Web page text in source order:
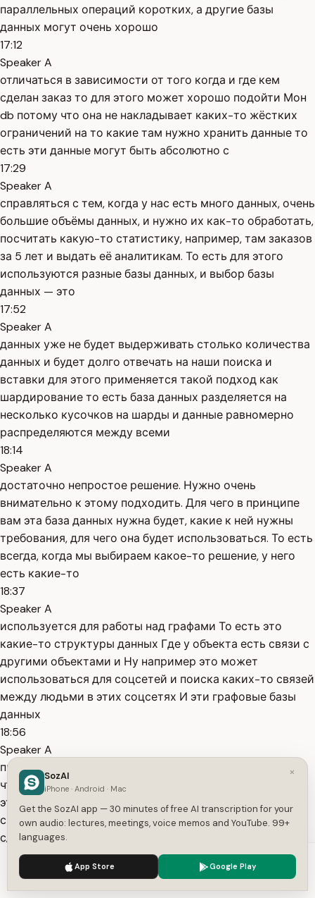
параллельных операций коротких, а другие базы
данных могут очень хорошо
17:12
Speaker A
отличаться в зависимости от того когда и где кем
сделан заказ то для этого может хорошо подойти Мон
db потому что она не накладывает каких-то жёстких
ограничений на то какие там нужно хранить данные то
есть эти данные могут быть абсолютно с
17:29
Speaker A
справляться с тем, когда у нас есть много данных, очень
большие объёмы данных, и нужно их как-то обработать,
посчитать какую-то статистику, например, там заказов
за 5 лет и выдать её аналитикам. То есть для этого
используются разные базы данных, и выбор базы
данных — это
17:52
Speaker A
данных уже не будет выдерживать столько количества
данных и будет долго отвечать на наши поиска и
вставки для этого применяется такой подход как
шардирование то есть база данных разделяется на
несколько кусочков на шарды и данные равномерно
распределяются между всеми
18:14
Speaker A
достаточно непростое решение. Нужно очень
внимательно к этому подходить. Для чего в принципе
вам эта база данных нужна будет, какие к ней нужны
требования, для чего она будет использоваться. То есть
всегда, когда мы выбираем какое-то решение, у него
есть какие-то
18:37
Speaker A
используется для работы над графами То есть это
какие-то структуры данных Где у объекта есть связи с
другими объектами и Ну например это может
использоваться для соцсетей и поиска каких-то связей
между людьми в этих соцсетях И эти графовые базы
данных
18:56
Speaker A
преимущества и недостатки, и нужно сделать так,
чтобы мы по максимуму использовали преимущества
этого решения, и желательно, чтобы недостатки не так
сильно аффектили. Ребята, также хочу сказать, что я
сделал подборку материалов по частным вопросам,
которые задают на собеседованиях о микросервисной
19:17
Speaker A
We use cookies to enhance your experience.
×
SozAI
iPhone · Android · Mac
Get the SozAI app — 30 minutes of free AI transcription for your
own audio: lectures, meetings, voice memos and YouTube. 99+
languages.
App Store Google Play